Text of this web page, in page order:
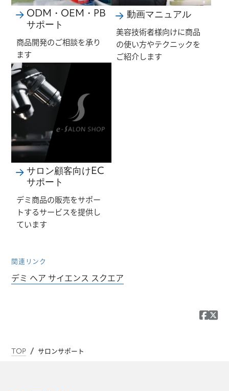
ODM・OEM・PB
サポート
商品開発のご相談を承り
ます
動画マニュアル
美容技術者様向けに商品
の使い方やテクニックを
ご紹介します
サロン顧客向けEC
サポート
デミ商品の販売をサポー
トするサービスを提供し
ています
関連リンク
デミ ヘア サイエンス スクエア
TOP サロンサポート